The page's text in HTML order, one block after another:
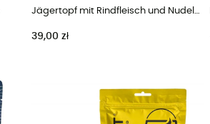
Jägertopf mit Rindfleisch und Nudeln - Danie główne
39,00 zł